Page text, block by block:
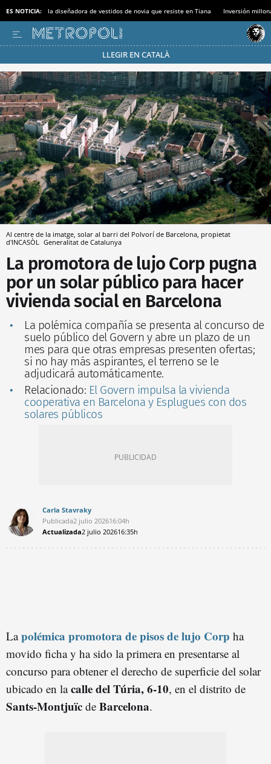
ES NOTICIA: la diseñadora de vestidos de novia que resiste en Tiana Inversión
LLEGIR EN CATALÀ
Pásate al MODO AHORRO
Al centre de la imatge, solar al barri del Polvorí de Barcelona, propietat
d'INCASÒL
Generalitat de Catalunya
La promotora de lujo Corp pugna
por un solar público para hacer
vivienda social en Barcelona
La polémica compañía se presenta al concurso de
suelo público del Govern y abre un plazo de un
mes para que otras empresas presenten ofertas;
si no hay más aspirantes, el terreno se le
adjudicará automáticamente.
Relacionado: El Govern impulsa la vivienda
cooperativa en Barcelona y Esplugues con dos
solares públicos
Carla Stavraky
Publicada2 julio 202616:04h
Actualizada2 julio 202616:35h
Lapolémica promotora de pisos de lujo Corp ha
movido ficha y ha sido la primera en presentarse al
concurso para obtener el derecho de superficie del solar
ubicado en lacalle del Túria, 6-10, en el distrito de
Sants-Montjuïc de Barcelona.